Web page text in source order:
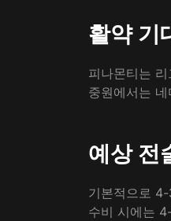
활약 기
피나몬티는
중원에서는
예상 전
기본적으로
수비 시에는